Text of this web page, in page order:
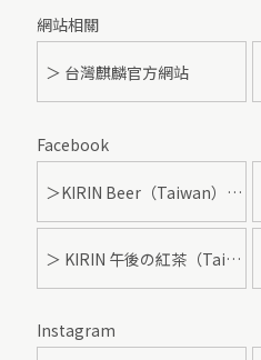
網站相關
＞ 台灣麒麟官方網站
Facebook
＞KIRIN Beer（Taiwan）- 麒麟啤酒
＞ KIRIN 午後の紅茶（Taiwan）
Instagram